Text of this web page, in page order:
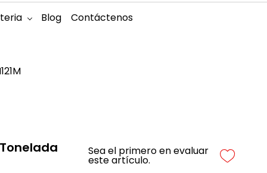
Blog Contáctenos
Sea el primero en evaluar
este artículo.